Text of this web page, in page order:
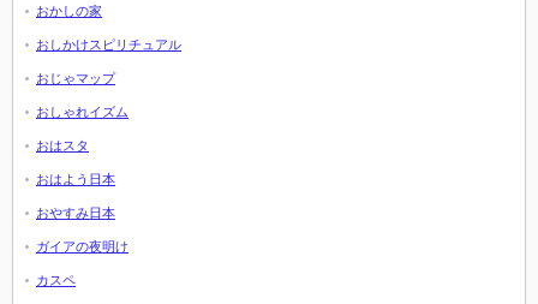
おかしの家
おしかけスピリチュアル
おじゃマップ
おしゃれイズム
おはスタ
おはよう日本
おやすみ日本
ガイアの夜明け
カスペ